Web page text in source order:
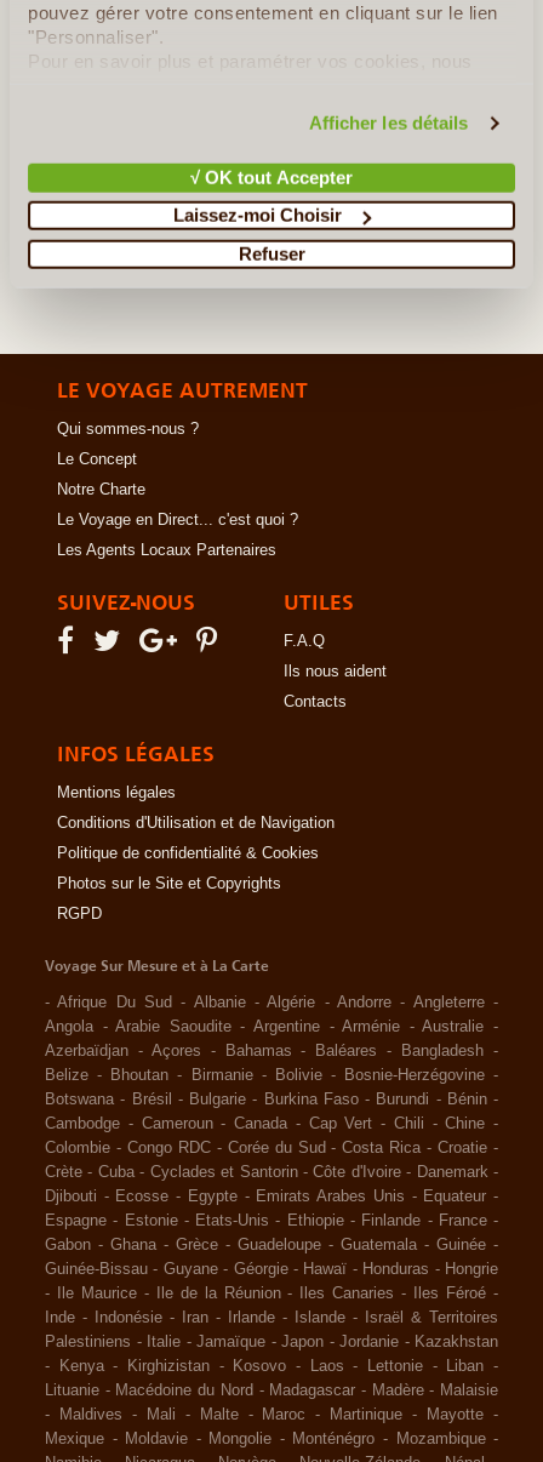
pouvez gérer votre consentement en cliquant sur le lien
"Personnaliser".
Pour en savoir plus et paramétrer vos cookies, nous
Afficher les détails
√ OK tout Accepter
Laissez-moi Choisir
Refuser
Album Photo de la Guinée-Bissau
LE VOYAGE AUTREMENT
Qui sommes-nous ?
Le Concept
Notre Charte
Le Voyage en Direct... c'est quoi ?
Les Agents Locaux Partenaires
SUIVEZ-NOUS UTILES
F.A.Q
Ils nous aident
Contacts
INFOS LÉGALES
Mentions légales
Conditions d'Utilisation et de Navigation
Politique de confidentialité & Cookies
Photos sur le Site et Copyrights
RGPD
Voyage Sur Mesure et à La Carte
-Afrique Du Sud - Albanie -Algérie -Andorre - Angleterre -
Angola -Arabie Saoudite -Argentine -Arménie -Australie -
Azerbaïdjan - Açores - Bahamas - Baléares - Bangladesh -
Belize - Bhoutan - Birmanie - Bolivie - Bosnie-Herzégovine -
Botswana - Brésil - Bulgarie - Burkina Faso - Burundi - Bénin -
Cambodge - Cameroun - Canada - Cap Vert - Chili -Chine -
Colombie - Congo RDC - Corée du Sud -Costa Rica -Croatie -
Crète - Cuba - Cyclades et Santorin -Côte d'Ivoire - Danemark -
Djibouti - Ecosse - Egypte - Emirats Arabes Unis - Equateur -
Espagne - Estonie - Etats-Unis - Ethiopie - Finlande - France -
Gabon - Ghana - Grèce - Guadeloupe - Guatemala - Guinée -
Guinée-Bissau - Guyane - Géorgie - Hawaï - Honduras - Hongrie
-
Ile Maurice - Ile de la Réunion - Iles Canaries - Iles Féroé -
Inde - Indonésie - Iran - Irlande - Islande -
Israël & Territoires
Palestiniens - Italie - Jamaïque - Japon - Jordanie - Kazakhstan
-
Kenya - Kirghizistan - Kosovo - Laos - Lettonie - Liban -
Lituanie - Macédoine du Nord - Madagascar - Madère - Malaisie
-
Maldives - Mali - Malte - Maroc - Martinique - Mayotte -
Mexique - Moldavie - Mongolie - Monténégro - Mozambique -